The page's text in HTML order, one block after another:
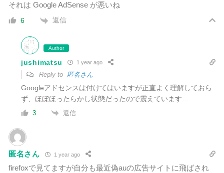
それは Google AdSense が悪いね
6 返信
Author
jushimatsu 1 year ago
Reply to 匿名さん
Googleアドセンスは付けてはいますが正直よく理解しておら
ず、ほぼほったらかし状態だったので震えています…
3 返信
匿名さん 1 year ago
firefoxで見てますが自分も最近偽auの広告サイトに飛ばされ